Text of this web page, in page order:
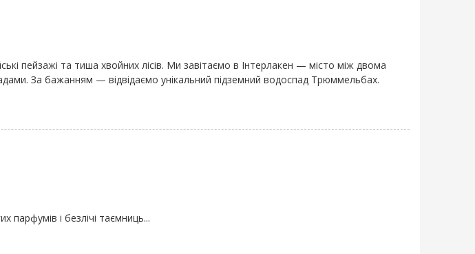
пейзажі та тиша хвойних лісів. Ми завітаємо в Інтерлакен — місто між двома
За бажанням — відвідаємо унікальний підземний водоспад Трюммельбах.
парфумів і безлічі таємниць...